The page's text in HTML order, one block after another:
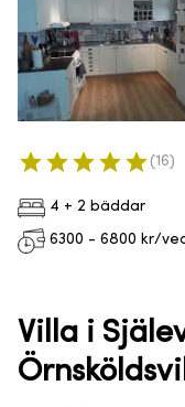
4 + 2 bäddar
6300 - 6800 kr/
( 16 )
Villa i